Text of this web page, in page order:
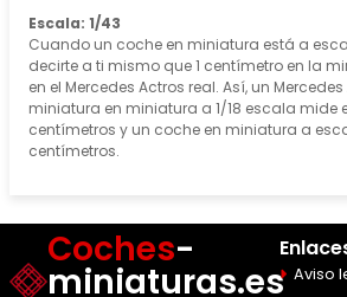
Escala: 1/43
Cuando un coche en miniatura está a
decirte a ti mismo que 1 centímetro en la
en el Mercedes Actros real. Así, un
miniatura en miniatura a 1/18 escala mide
centímetros y un coche en miniatura a
centímetros.
Coches-
miniaturas.es Aviso